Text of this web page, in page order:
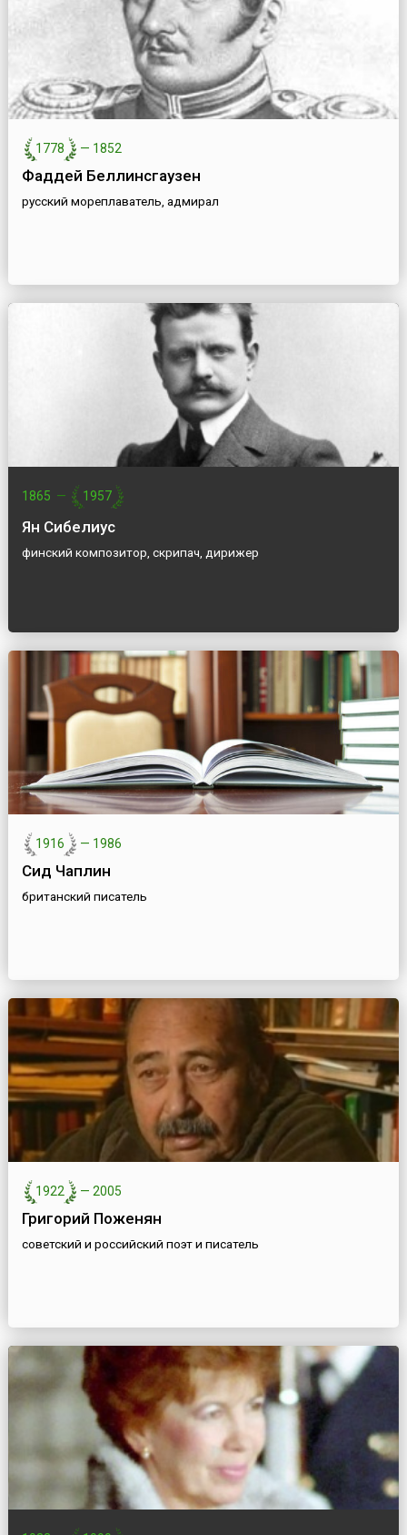
1778 — 1852
Фаддей Беллинсгаузен
русский мореплаватель, адмирал
1865 — 1957
Ян Сибелиус
финский композитор, скрипач, дирижер
1916 — 1986
Сид Чаплин
британский писатель
1922 — 2005
Григорий Поженян
советский и российский поэт и писатель